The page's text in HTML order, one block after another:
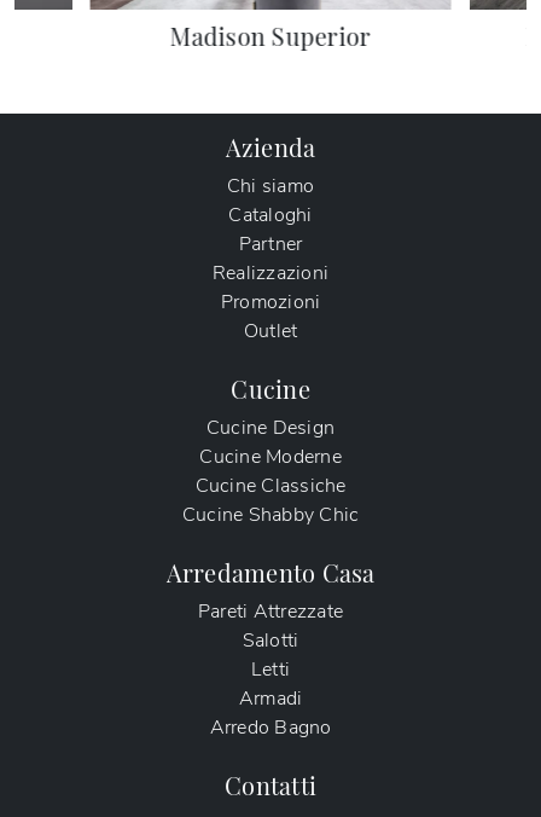
Madison Superior
Azienda
Chi siamo
Cataloghi
Partner
Realizzazioni
Promozioni
Outlet
Cucine
Cucine Design
Cucine Moderne
Cucine Classiche
Cucine Shabby Chic
Arredamento Casa
Pareti Attrezzate
Salotti
Letti
Armadi
Arredo Bagno
Contatti